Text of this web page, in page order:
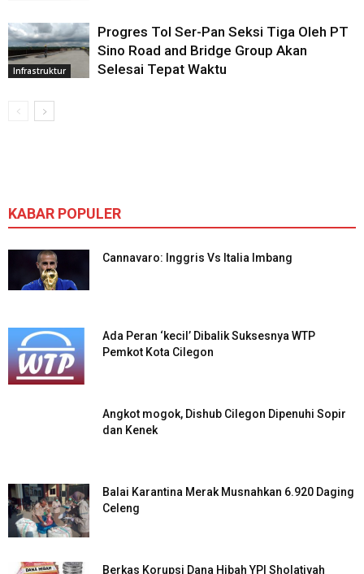
Infrastruktur
Progres Tol Ser-Pan Seksi Tiga Oleh PT
Sino Road and Bridge Group Akan
Selesai Tepat Waktu
KABAR POPULER
Cannavaro: Inggris Vs Italia Imbang
Ada Peran ‘kecil’ Dibalik Suksesnya WTP
Pemkot Kota Cilegon
Angkot mogok, Dishub Cilegon Dipenuhi Sopir
dan Kenek
Balai Karantina Merak Musnahkan 6.920 Daging
Celeng
Berkas Korupsi Dana Hibah YPI Sholatiyah